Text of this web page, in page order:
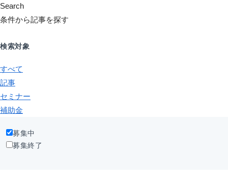
Search
条件から記事を探す
検索対象
すべて
記事
セミナー
補助金
募集中
募集終了